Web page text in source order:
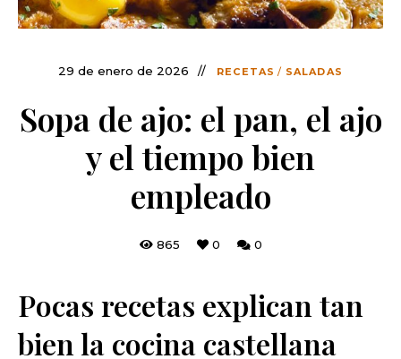
29 de enero de 2026 RECETAS / SALADAS
Sopa de ajo: el pan, el ajo
y el tiempo bien
empleado
865 0 0
Pocas recetas explican tan
bien la cocina castellana